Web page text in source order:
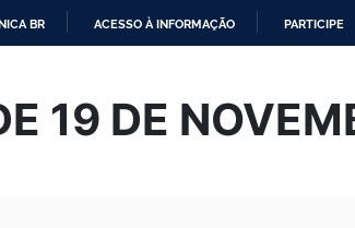
O
CONTEÚDO
BR ACESSO À INFORMAÇÃO PARTICIPE
19 DE